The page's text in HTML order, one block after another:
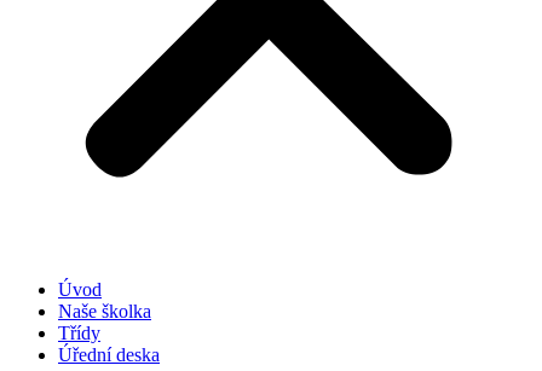
Úvod
Naše školka
Třídy
Úřední deska